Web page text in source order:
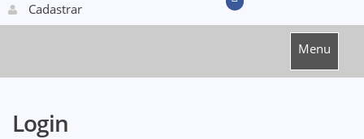
Cadastrar
Menu
Login